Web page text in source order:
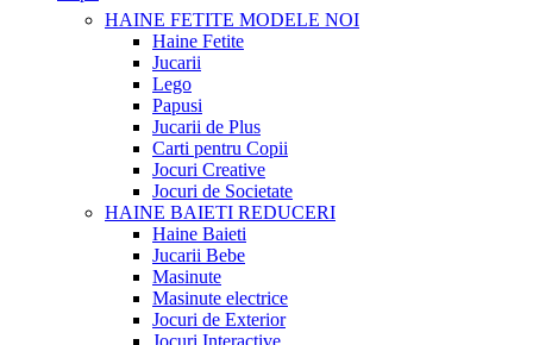
HAINE FETITE MODELE NOI
Haine Fetite
Jucarii
Lego
Papusi
Jucarii de Plus
Carti pentru Copii
Jocuri Creative
Jocuri de Societate
HAINE BAIETI REDUCERI
Haine Baieti
Jucarii Bebe
Masinute
Masinute electrice
Jocuri de Exterior
Jocuri Interactive